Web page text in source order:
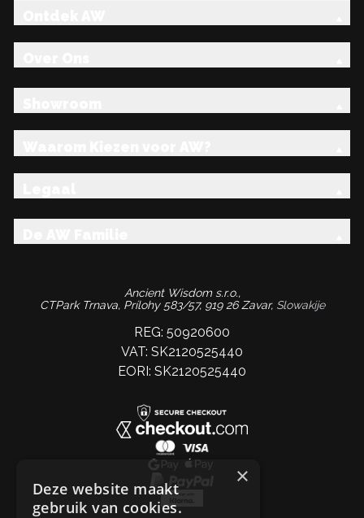
Ancient Wisdom s.r.o.,
CTPark Trnava, Prílohy 583/57, 919 26 Zavar, Slowakije
REG: 50920600
VAT: SK2120525440
EORI: SK2120525440
×
Deze website maakt
gebruik van cookies.